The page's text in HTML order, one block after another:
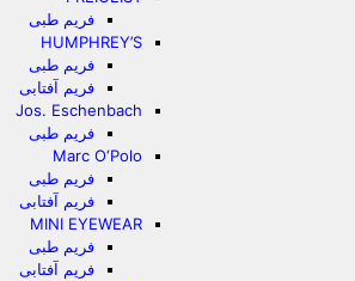
فریم طبی
HUMPHREY’S
فریم طبی
فریم آفتابی
Jos. Eschenbach
فریم طبی
Marc O‘Polo
فریم طبی
فریم آفتابی
MINI EYEWEAR
فریم طبی
فریم آفتابی